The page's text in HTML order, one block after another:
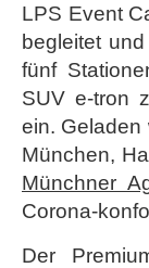
LPS Event
begleitet
fünf
SUV e-tron
ein. Geladen
München,
Münchner
Corona-
Der